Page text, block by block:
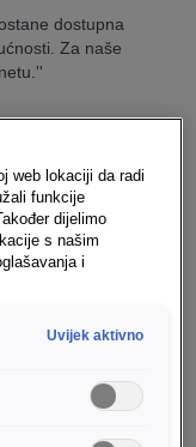
dostupna
Za naše
web lokaciji da radi
funkcije
dijelimo
s našim
i
Uvijek aktivno